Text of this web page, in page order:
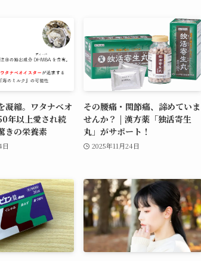
凝縮。ワタナベオ
年以上愛され続
きの栄養素
その腰痛・関節痛、諦めていま
せんか？ | 漢方薬「独活寄生
丸」がサポート！
2025年11月24日